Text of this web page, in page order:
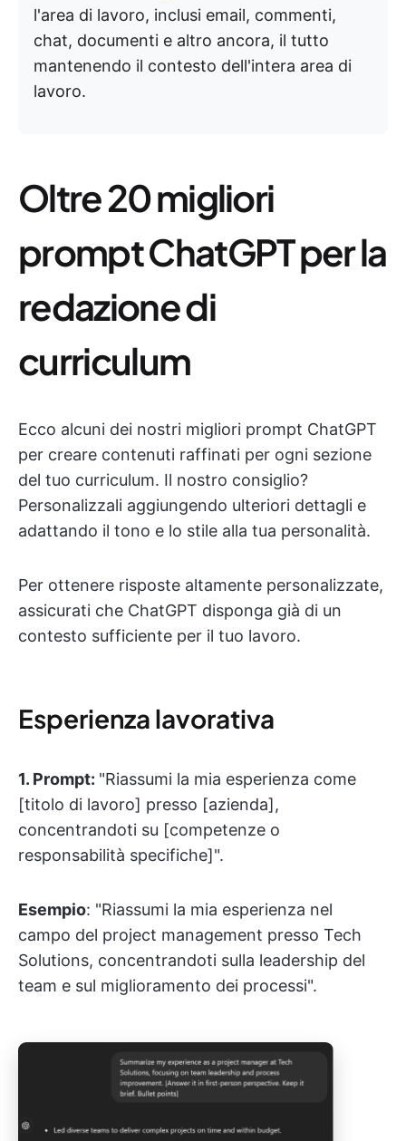
l'area di lavoro, inclusi email, commenti,
chat, documenti e altro ancora, il tutto
mantenendo il contesto dell'intera area di
lavoro.
Oltre 20 migliori
prompt ChatGPT per la
redazione di
curriculum
Ecco alcuni dei nostri migliori prompt ChatGPT
per creare contenuti raffinati per ogni sezione
del tuo curriculum. Il nostro consiglio?
Personalizzali aggiungendo ulteriori dettagli e
adattando il tono e lo stile alla tua personalità.
Per ottenere risposte altamente personalizzate,
assicurati che ChatGPT disponga già di un
contesto sufficiente per il tuo lavoro.
Esperienza lavorativa
1. Prompt: "Riassumi la mia esperienza come
[titolo di lavoro] presso [azienda],
concentrandoti su [competenze o
responsabilità specifiche]".
Esempio: "Riassumi la mia esperienza nel
campo del project management presso Tech
Solutions, concentrandoti sulla leadership del
team e sul miglioramento dei processi".